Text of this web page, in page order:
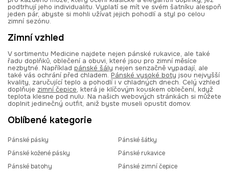
podtrhují jeho individualitu. Vyplatí se mít ve svém šatníku alespoň
jeden pár, abyste si mohli užívat jejich pohodlí a styl po celou
zimní sezónu.
Zimní vzhled
V sortimentu Medicine najdete nejen pánské rukavice, ale také
řadu doplňků, oblečení a obuvi, které jsou pro zimní měsíce
nezbytné. Například pánské šály nejen senzačně vypadají, ale
také vás ochrání před chladem. Pánské vysoké boty jsou nejvyšší
kvality, zaručující teplo a pohodlí i v chladných dnech. Celý vzhled
doplňuje zimní čepice, která je klíčovým kouskem oblečení, když
teplota klesne pod nulu. Na našich webových stránkách si můžete
doplnit jedinečný outfit, aniž byste museli opustit domov.
Oblíbené kategorie
Pánské pásky
Pánské kožené pásky
Pánské batohy
Pánské šátky
Pánské rukavice
Pánské zimní čepice